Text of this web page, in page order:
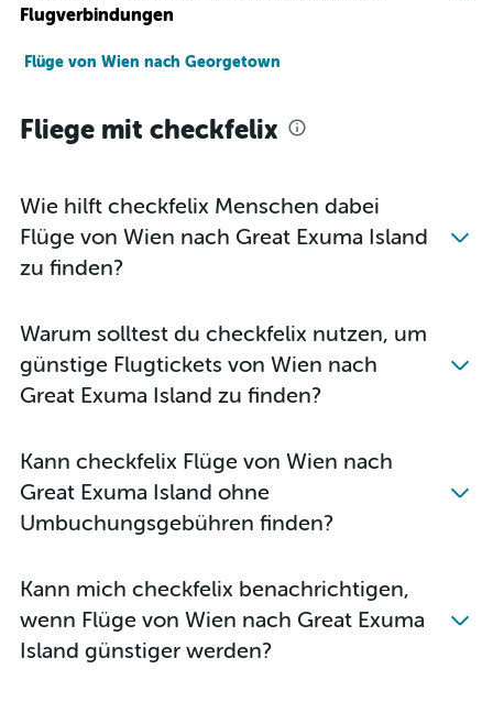
Flugverbindungen
Flüge von Wien nach Georgetown
Fliege mit checkfelix
Wie hilft checkfelix Menschen dabei
Flüge von Wien nach Great Exuma Island
zu finden?
Warum solltest du checkfelix nutzen, um
günstige Flugtickets von Wien nach
Great Exuma Island zu finden?
Kann checkfelix Flüge von Wien nach
Great Exuma Island ohne
Umbuchungsgebühren finden?
Kann mich checkfelix benachrichtigen,
wenn Flüge von Wien nach Great Exuma
Island günstiger werden?